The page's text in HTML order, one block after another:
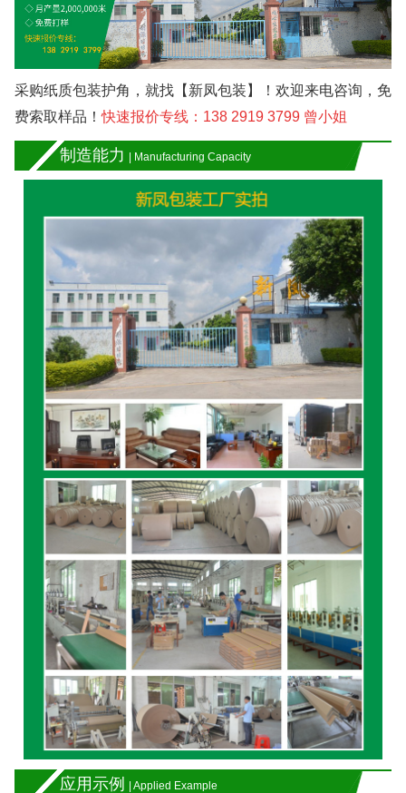
采购纸质包装护角，就找【新凤包装】！欢迎来电咨询，免
费索取样品！快速报价专线：138 2919 3799 曾小姐
制造能力 | Manufacturing Capacity
应用示例 | Applied Example